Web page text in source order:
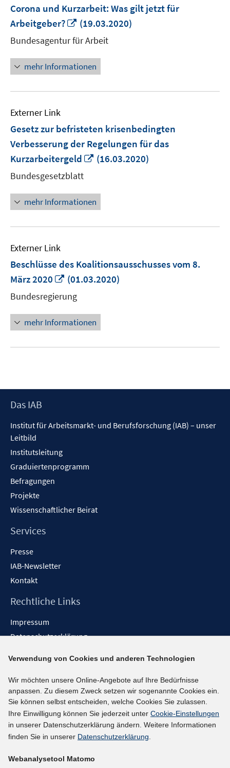
Corona und Kurzarbeit: Was gilt jetzt für
Arbeitgeber?
In
neuem
Fenster
öffnen
(19.03.2020)
Bundesagentur für Arbeit
mehr Informationen
Externer Link
Gesetz zur befristeten krisenbedingten
Verbesserung der Regelungen für das
Kurzarbeitergeld
In
öffnen
(16.03.2020)
Bundesgesetzblatt
mehr Informationen
Externer Link
Beschlüsse des Koalitionsausschusses vom 8.
März 2020
In
Fenster
öffnen
(01.03.2020)
Bundesregierung
mehr Informationen
Footer
Das IAB
Institut für Arbeitsmarkt- und Berufsforschung (IAB) – unser
Leitbild
Institutsleitung
Graduiertenprogramm
Befragungen
Projekte
Wissenschaftlicher Beirat
Services
Presse
IAB-Newsletter
Kontakt
Rechtliche Links
Impressum
Datenschutzerklärung
Barrieren melden
Social-Media-Kanäle
BlueSky
YouTube
LinkedIn
kununu
Verwendung von Cookies und anderen Technologien
Wir möchten unsere Online-Angebote auf Ihre Bedürfnisse
anpassen. Zu diesem Zweck setzen wir sogenannte Cookies ein.
Sie können selbst entscheiden, welche Cookies Sie zulassen.
Ihre Einwilligung können Sie jederzeit unter Cookie-Einstellungen
in unserer Datenschutzerklärung ändern. Weitere Informationen
finden Sie in unserer Datenschutzerklärung.
Webanalysetool Matomo